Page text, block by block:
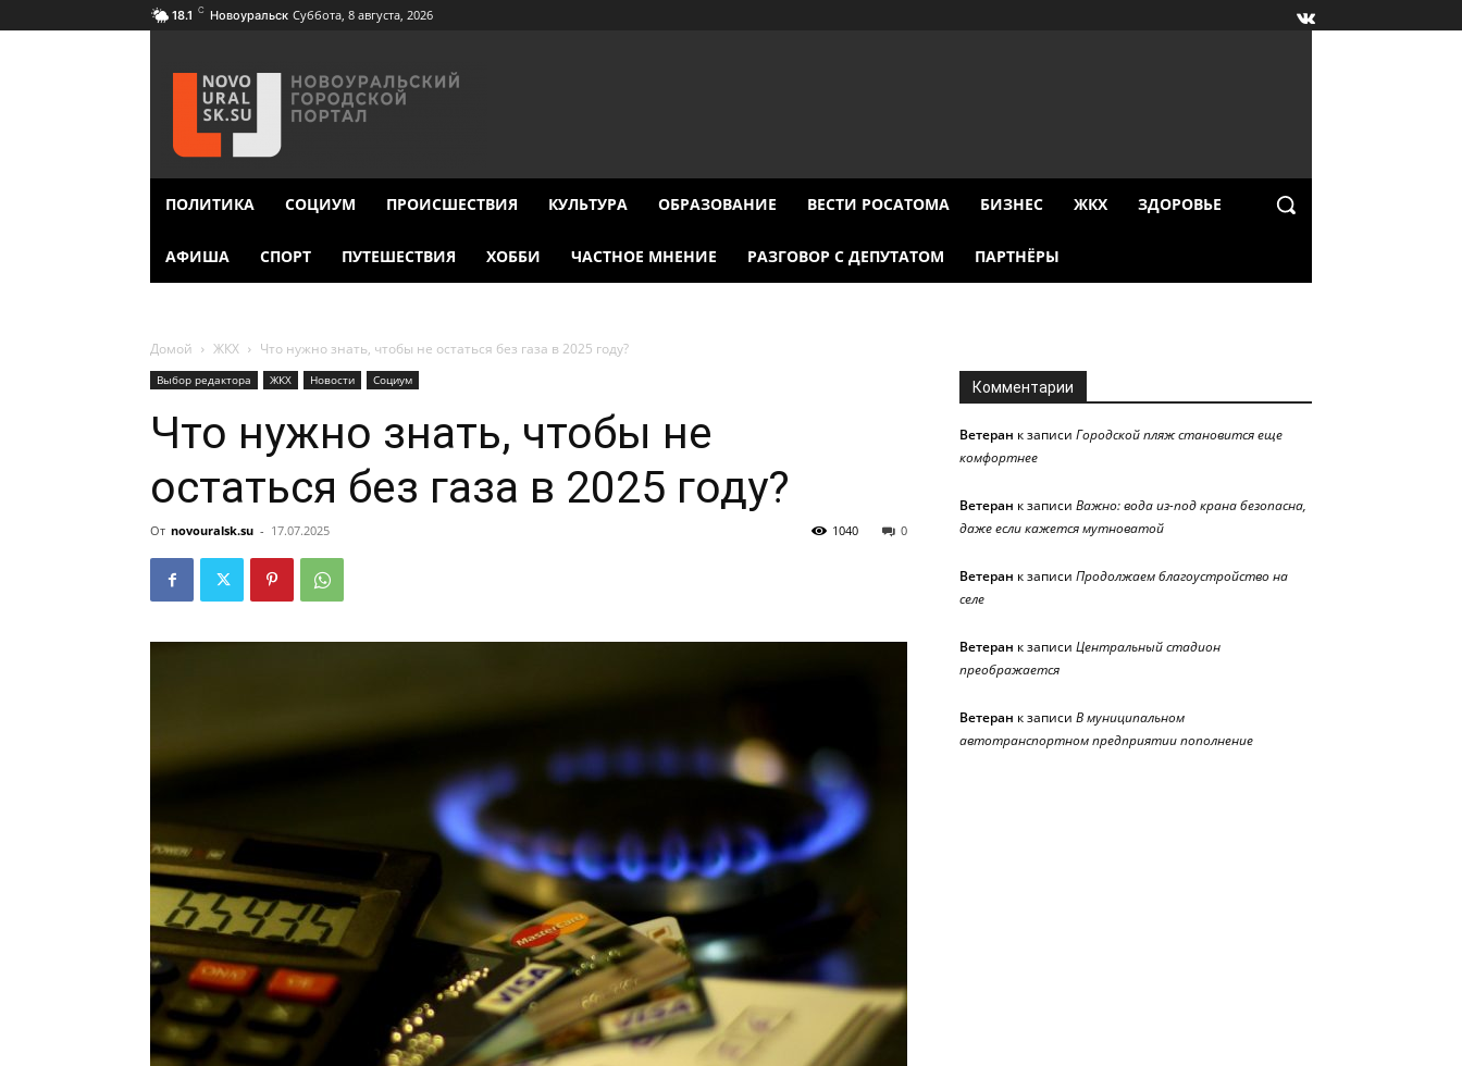
18.1 C Новоуральск Суббота, 8 августа, 2026
ПОЛИТИКА СОЦИУМ ПРОИСШЕСТВИЯ КУЛЬТУРА ОБРАЗОВАНИЕ ВЕСТИ РОСАТОМА БИЗНЕС ЖКХ ЗДОРОВЬЕ
АФИША СПОРТ ПУТЕШЕСТВИЯ ХОББИ ЧАСТНОЕ МНЕНИЕ РАЗГОВОР С ДЕПУТАТОМ ПАРТНЁРЫ
Домой ЖКХ Что нужно знать, чтобы не остаться без газа в 2025 году?
Выбор редактора ЖКХ Новости Социум
Что нужно знать, чтобы не
остаться без газа в 2025 году?
От novouralsk.su - 17.07.2025 0
1040
Комментарии
Ветеран к записи Городской пляж становится еще
комфортнее
Ветеран к записи Важно: вода из-под крана безопасна,
даже если кажется мутноватой
Ветеран к записи Продолжаем благоустройство на
селе
Ветеран к записи Центральный стадион
преображается
Ветеран к записи В муниципальном
автотранспортном предприятии пополнение